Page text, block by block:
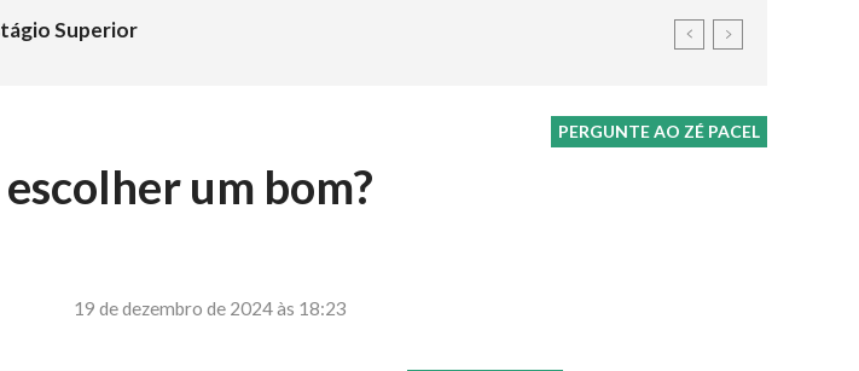
Superior
um bom?
PERGUNTE AO ZÉ PACEL
19 de dezembro de 2024 às 18:23